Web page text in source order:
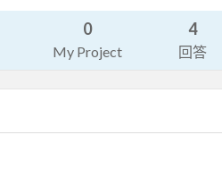
0
My Project
4
回答